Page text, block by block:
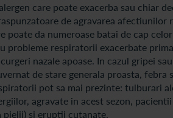
care poate exacerba sau chiar
de agravarea
poate da numeroase batai de cap
probleme respiratorii exacerbate
nazale apoase. In cazul gripei
de stare generala proasta,
pot sa mai prezinte: tulburari
agravate in acest sezon,
pielii) si eruptii cutanate.